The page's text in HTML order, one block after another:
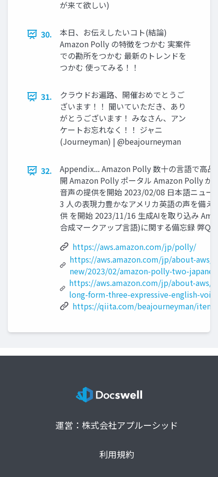
が来て欲しい)
30.
本日、お伝えしたいコト(結論)
Amazon Polly の特徴をつかむ 実案件
での勘所をつかむ 最新のトレンドを
つかむ 使ってみる！！
31.
クラウドお遍路、開催おめでとうご
ざいます！！ 聞いていただき、あり
がとうございます！ みなさん、アン
ケートお忘れなく！！ ジャニ
(Journeyman) | @beajourneyman
32.
Appendix... Amazon Polly 数十の言語で高
開 Amazon Polly ポータル Amazon Polly が
音声の提供を開始 2023/02/08 日本語ニュー
3 人の表現力豊かなアメリカ英語の声を備え
供 を開始 2023/11/16 生成AIを取り込み
合成マークアップ言語)に関する備忘録 弊
https://aws.amazon.com/jp/polly/
https://aws.amazon.com/jp/about-aws/
new/2023/02/amazon-polly-two-
https://aws.amazon.com/jp/about-aws/
long-form-three-expressive-english-
https://qiita.com/beajourneyman/
運営：株式会社アプルーシッド
利用規約